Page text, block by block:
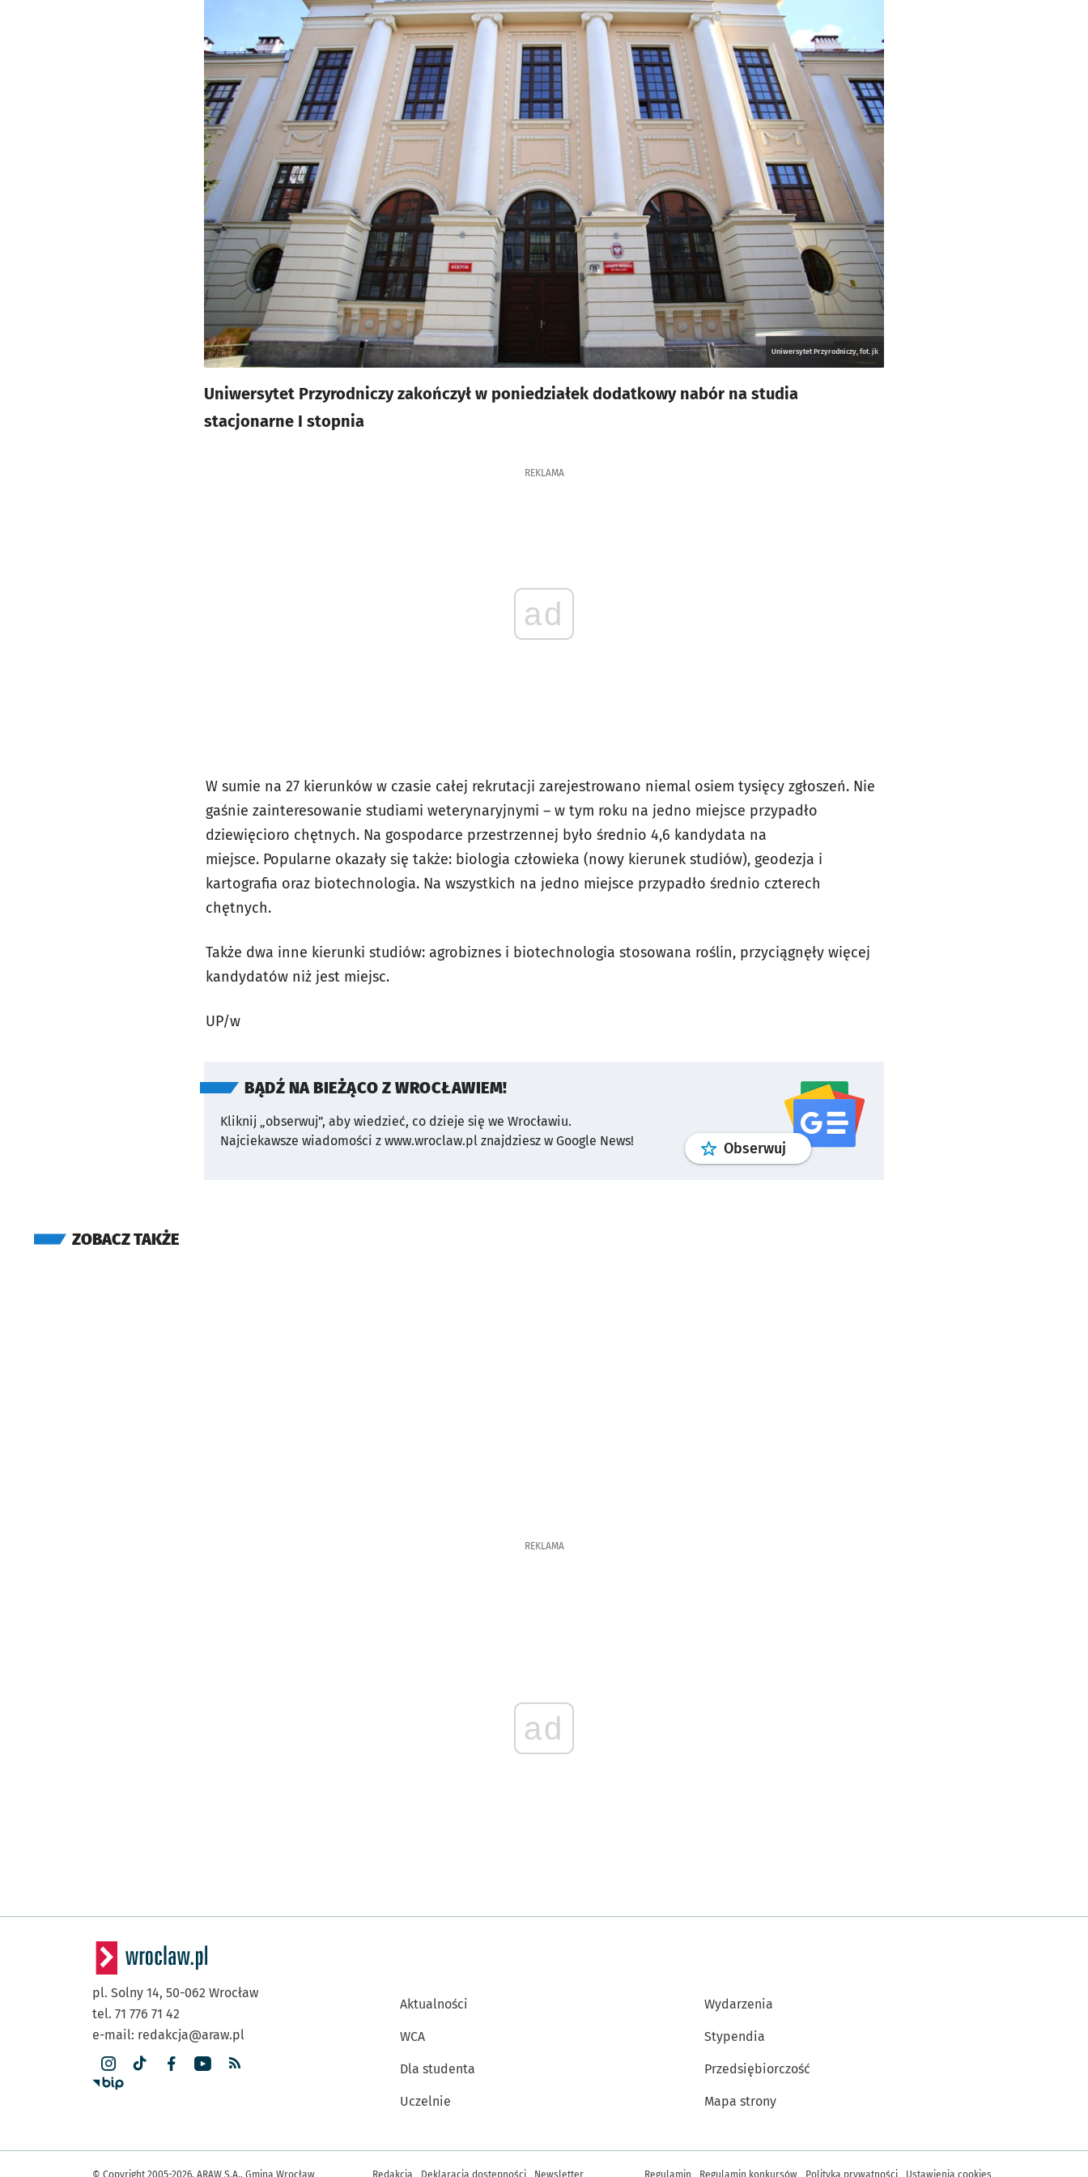
Uniwersytet Przyrodniczy, fot. jk
Uniwersytet Przyrodniczy zakończył w poniedziałek dodatkowy nabór na studia
stacjonarne I stopnia
REKLAMA
ad
W sumie na 27 kierunków w czasie całej rekrutacji zarejestrowano niemal osiem tysięcy zgłoszeń. Nie
gaśnie zainteresowanie studiami weterynaryjnymi – w tym roku na jedno miejsce przypadło
dziewięcioro chętnych. Na gospodarce przestrzennej było średnio 4,6 kandydata na
miejsce. Popularne okazały się także: biologia człowieka (nowy kierunek studiów), geodezja i
kartografia oraz biotechnologia. Na wszystkich na jedno miejsce przypadło średnio czterech
chętnych.
Także dwa inne kierunki studiów: agrobiznes i biotechnologia stosowana roślin, przyciągnęły więcej
kandydatów niż jest miejsc.
UP/w
BĄDŹ NA BIEŻĄCO Z WROCŁAWIEM!
Kliknij „obserwuj”, aby wiedzieć, co dzieje się we Wrocławiu.
Najciekawsze wiadomości z www.wroclaw.pl znajdziesz w Google News!
Obserwuj profilgoogle news
ZOBACZ TAKŻE
REKLAMA
ad
pl. Solny 14, 50-062 Wrocław
tel. 71 776 71 42
e-mail: redakcja@araw.pl
Aktualności
WCA
Dla studenta
Uczelnie
Wydarzenia
Stypendia
Przedsiębiorczość
Mapa strony
Inne informacje